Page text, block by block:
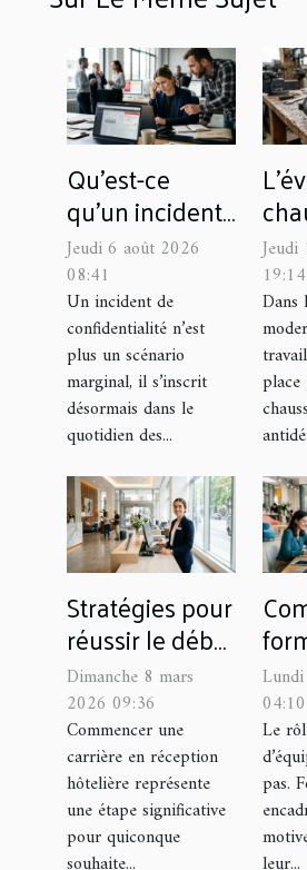
Qu’est-ce
qu’un incident
de
confidentialité
coûte
réellement à
une marque
Jeudi 6 août 2026
08:41
Un incident de
confidentialité n’est
plus un scénario
marginal, il s’inscrit
désormais dans le
quotidien des...
19:14
Dans
place
Stratégies pour
réussir le début
de carrière en
réception
hôtelière
Dimanche 8 mars
2026 09:36
Commencer une
carrière en réception
hôtelière représente
une étape significative
pour quiconque
04:10
Le
pas.